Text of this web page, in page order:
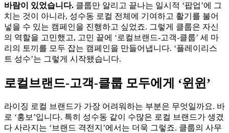
바람이 있었습니다. 클룹만 알리고 끝나는 일시적 ‘팝업’에 그
치는 것이 아니라, 성수동 로컬 전체에 기여하고 활기를 불어
넣을 수 있는 캠페인을 진행하고 싶었죠. 그렇게 클룹은 자신
의 역할을 고민했고, 고민 끝에 ‘로컬브랜드-고객-클룹’ 세 마
리의 토끼를 모두 잡는 캠페인을 만들어냅니다. ‘플레이리스
트 성수’는 그렇게 시작됐습니다.
로컬브랜드-고객-클룹 모두에게 ‘윈윈’
라이징 로컬 브랜드가 가장 어려워하는 부분은 무엇일까요. 바
로 ‘홍보’입니다. 특히 성수동 같이 수많은 로컬 브랜드가 생겼
다 사라지는 ‘브랜드 격전지’에서는 더욱 그렇죠. 클룹의 사무